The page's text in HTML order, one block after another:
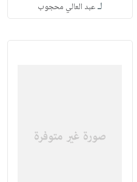
لـعبد العالي محجوب